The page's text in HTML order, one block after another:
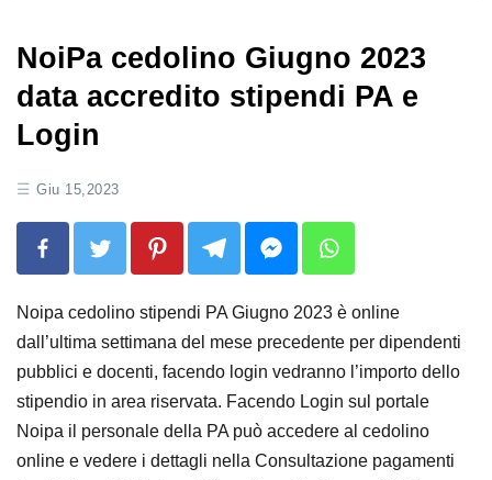
NoiPa cedolino Giugno 2023
data accredito stipendi PA e
Login
Giu 15,2023
Noipa cedolino stipendi PA Giugno 2023 è online
dall’ultima settimana del mese precedente per dipendenti
pubblici e docenti, facendo login vedranno l’importo dello
stipendio in area riservata. Facendo Login sul portale
Noipa il personale della PA può accedere al cedolino
online e vedere i dettagli nella Consultazione pagamenti